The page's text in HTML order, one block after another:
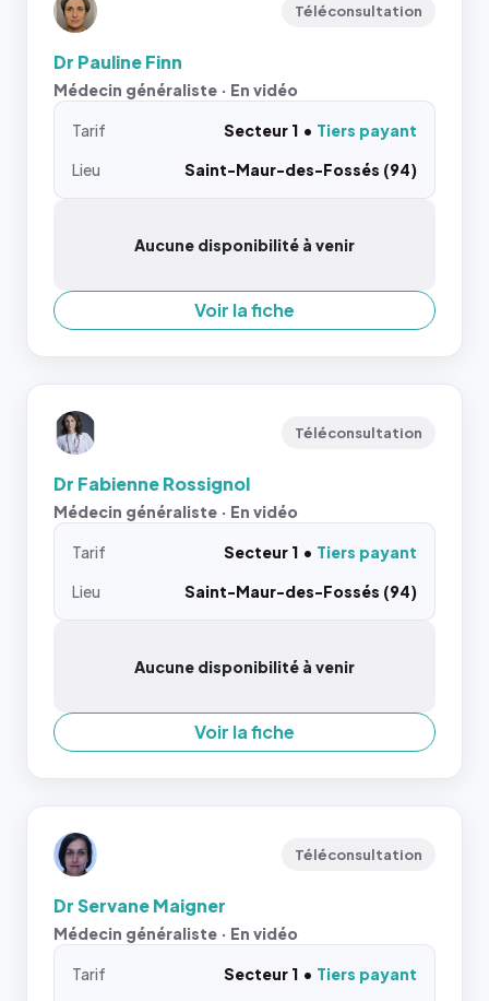
Téléconsultation
Dr Pauline Finn
Médecin généraliste · En vidéo
Tarif Secteur 1
Tiers payant
Lieu
Saint-Maur-des-Fossés (94)
Aucune disponibilité à venir
Voir la fiche
Téléconsultation
Dr Fabienne Rossignol
Médecin généraliste · En vidéo
Tarif Secteur 1
Tiers payant
Lieu
Saint-Maur-des-Fossés (94)
Aucune disponibilité à venir
Voir la fiche
Téléconsultation
Dr Servane Maigner
Médecin généraliste · En vidéo
Tarif Secteur 1
Tiers payant